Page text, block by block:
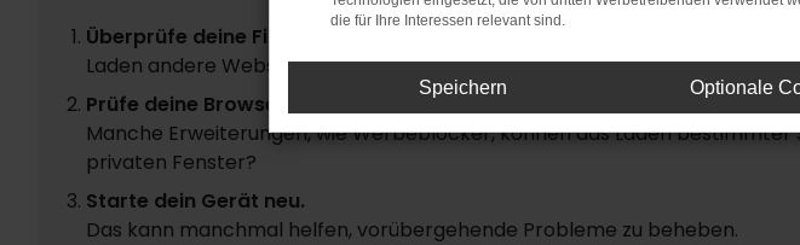
Überprüfe deine Firewall und deine Internetverbindung.
Laden andere Webseiten, zum Beispiel deine Suchmaschine?
Prüfe deine Browsererweiterungen.
Manche Erweiterungen, wie Werbeblocker, können das Laden
privaten Fenster?
Starte dein Gerät neu.
Das kann manchmal helfen, vorübergehende Probleme zu beheben.
die für Ihre Interessen relevant sind.
Speichern Optionale